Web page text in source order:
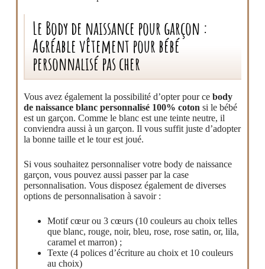
Le Body de naissance pour garçon :
Agréable vêtement pour bébé
personnalisé pas cher
Vous avez également la possibilité d’opter pour cebody
de naissance blanc personnalisé 100% coton si le bébé
est un garçon. Comme le blanc est une teinte neutre, il
conviendra aussi à un garçon. Il vous suffit juste d’adopter
la bonne taille et le tour est joué.
Si vous souhaitez personnaliser votre body de naissance
garçon, vous pouvez aussi passer par la case
personnalisation. Vous disposez également de diverses
options de personnalisation à savoir :
Motif cœur ou 3 cœurs (10 couleurs au choix telles
que blanc, rouge, noir, bleu, rose, rose satin, or, lila,
caramel et marron) ;
Texte (4 polices d’écriture au choix et 10 couleurs
au choix)